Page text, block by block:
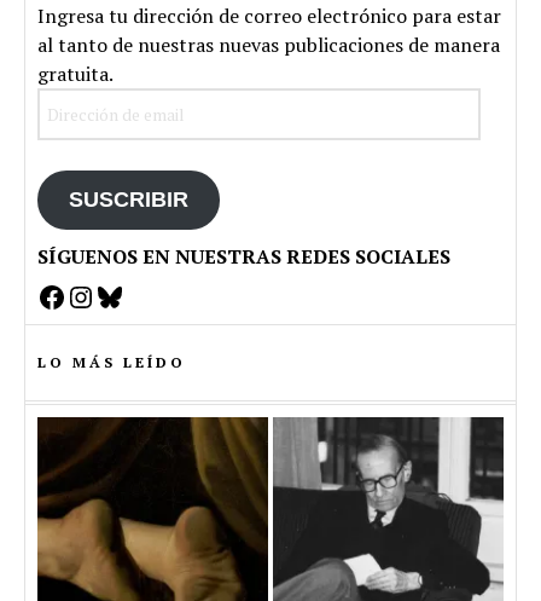
Ingresa tu dirección de correo electrónico para estar
al tanto de nuestras nuevas publicaciones de manera
gratuita.
SUSCRIBIR
SÍGUENOS EN NUESTRAS REDES SOCIALES
Facebook
Instagram
Bluesky
LO MÁS LEÍDO